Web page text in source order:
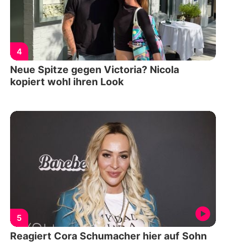
4
Neue Spitze gegen Victoria? Nicola
kopiert wohl ihren Look
5
Reagiert Cora Schumacher hier auf Sohn